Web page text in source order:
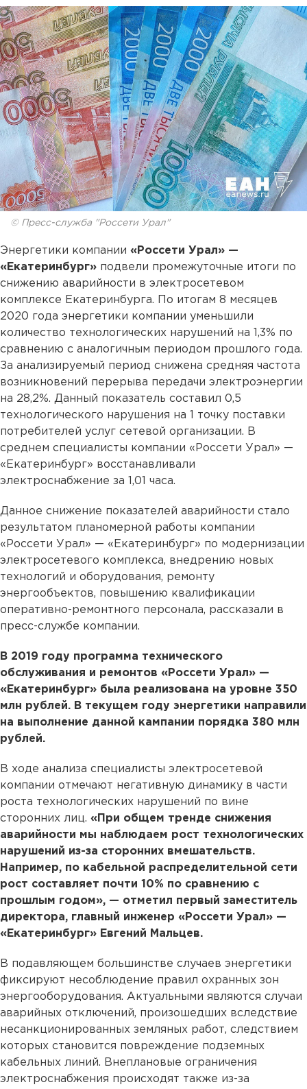
© Пресс-служба "Россети Урал"
Энергетики компании «Россети Урал» —
«Екатеринбург» подвели промежуточные итоги по
снижению аварийности в электросетевом
комплексе Екатеринбурга. По итогам 8 месяцев
2020 года энергетики компании уменьшили
количество технологических нарушений на 1,3% по
сравнению с аналогичным периодом прошлого года.
За анализируемый период снижена средняя частота
возникновений перерыва передачи электроэнергии
на 28,2%. Данный показатель составил 0,5
технологического нарушения на 1 точку поставки
потребителей услуг сетевой организации. В
среднем специалисты компании «Россети Урал» —
«Екатеринбург» восстанавливали
электроснабжение за 1,01 часа.
Данное снижение показателей аварийности стало
результатом планомерной работы компании
«Россети Урал» — «Екатеринбург» по модернизации
электросетевого комплекса, внедрению новых
технологий и оборудования, ремонту
энергообъектов, повышению квалификации
оперативно-ремонтного персонала, рассказали в
пресс-службе компании.
В 2019 году программа технического
обслуживания и ремонтов «Россети Урал» —
«Екатеринбург» была реализована на уровне 350
млн рублей. В текущем году энергетики направили
на выполнение данной кампании порядка 380 млн
рублей.
В ходе анализа специалисты электросетевой
компании отмечают негативную динамику в части
роста технологических нарушений по вине
сторонних лиц. «При общем тренде снижения
аварийности мы наблюдаем рост технологических
нарушений из-за сторонних вмешательств.
Например, по кабельной распределительной сети
рост составляет почти 10% по сравнению с
прошлым годом», — отметил первый заместитель
директора, главный инженер «Россети Урал» —
«Екатеринбург» Евгений Мальцев.
В подавляющем большинстве случаев энергетики
фиксируют несоблюдение правил охранных зон
энергооборудования. Актуальными являются случаи
аварийных отключений, произошедших вследствие
несанкционированных земляных работ, следствием
которых становится повреждение подземных
кабельных линий. Внеплановые ограничения
электроснабжения происходят также из-за